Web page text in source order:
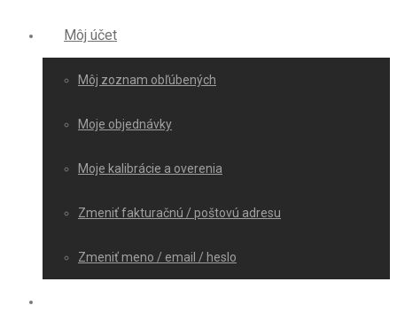
Môj účet
Môj zoznam obľúbených
Moje objednávky
Moje kalibrácie a overenia
Zmeniť fakturačnú / poštovú adresu
Zmeniť meno / email / heslo